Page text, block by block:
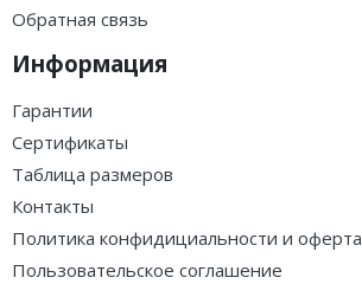
Обратная связь
Информация
Гарантии
Сертификаты
Таблица размеров
Контакты
Политика конфидициальности и оферта
Пользовательское соглашение